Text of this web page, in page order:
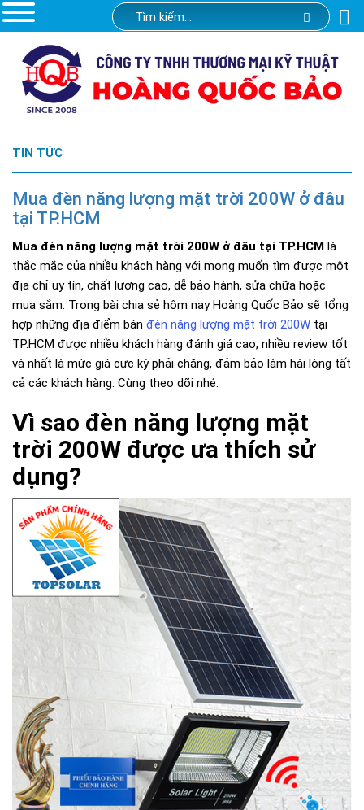
TIN TỨC
Mua đèn năng lượng mặt trời 200W ở đâu
tại TP.HCM
Mua đèn năng lượng mặt trời 200W ở đâu tại TP.HCM là
thắc mắc của nhiều khách hàng với mong muốn tìm được một
địa chỉ uy tín, chất lượng cao, dễ bảo hành, sửa chữa hoặc
mua sắm. Trong bài chia sẻ hôm nay Hoàng Quốc Bảo sẽ tổng
hợp những địa điểm bán đèn năng lượng mặt trời 200W tại
TP.HCM được nhiều khách hàng đánh giá cao, nhiều review tốt
và nhất là mức giá cực kỳ phải chăng, đảm bảo làm hài lòng tất
cả các khách hàng. Cùng theo dõi nhé.
Vì sao đèn năng lượng mặt
trời 200W được ưa thích sử
dụng?